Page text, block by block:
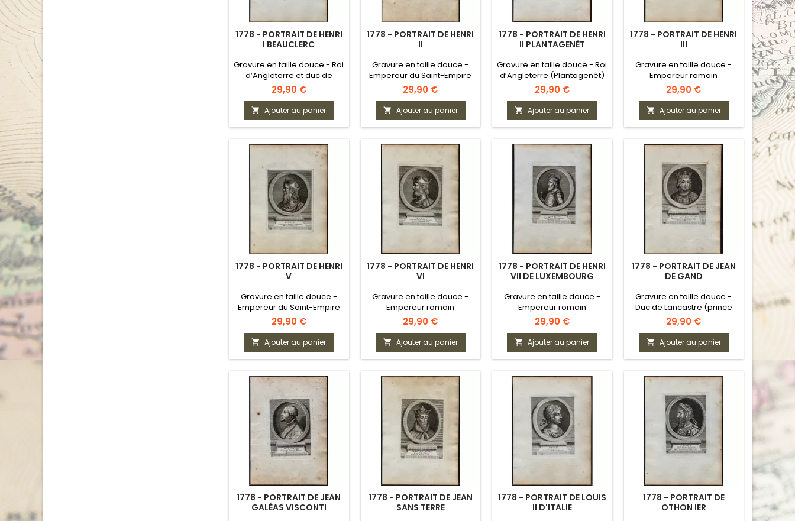
1778 - PORTRAIT DE HENRI
I BEAUCLERC
Gravure en taille douce - Roi
d’Angleterre et duc de
Normandie
Prix
29,90 €
 Ajouter au panier
1778 - PORTRAIT DE HENRI
II
Gravure en taille douce -
Empereur du Saint-Empire
romain
Prix
29,90 €
 Ajouter au panier
1778 - PORTRAIT DE HENRI
II PLANTAGENÊT
Gravure en taille douce - Roi
d’Angleterre (Plantagenêt)
Prix
29,90 €
 Ajouter au panier
1778 - PORTRAIT DE HENRI
III
Gravure en taille douce -
Empereur romain
germanique
Prix
29,90 €
 Ajouter au panier
1778 - PORTRAIT DE HENRI
V
Gravure en taille douce -
Empereur du Saint-Empire
romain
Prix
29,90 €
 Ajouter au panier
1778 - PORTRAIT DE HENRI
VI
Gravure en taille douce -
Empereur romain
germanique
Prix
29,90 €
 Ajouter au panier
1778 - PORTRAIT DE HENRI
VII DE LUXEMBOURG
Gravure en taille douce -
Empereur romain
germanique
Prix
29,90 €
 Ajouter au panier
1778 - PORTRAIT DE JEAN
DE GAND
Gravure en taille douce -
Duc de Lancastre (prince
anglais)
Prix
29,90 €
 Ajouter au panier
1778 - PORTRAIT DE JEAN
GALÉAS VISCONTI
1778 - PORTRAIT DE JEAN
SANS TERRE
1778 - PORTRAIT DE LOUIS
II D'ITALIE
1778 - PORTRAIT DE
OTHON IER